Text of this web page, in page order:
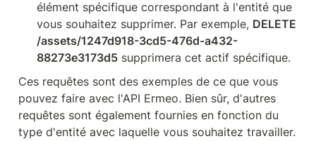
élément spécifique correspondant à l'entité que
vous souhaitez supprimer. Par exemple, DELETE
/assets/1247d918-3cd5-476d-a432-
88273e3173d5 supprimera cet actif spécifique.
Ces requêtes sont des exemples de ce que vous
pouvez faire avec l'API Ermeo. Bien sûr, d'autres
requêtes sont également fournies en fonction du
type d'entité avec laquelle vous souhaitez travailler.